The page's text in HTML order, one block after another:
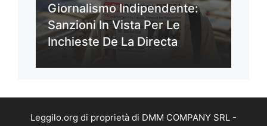
Giornalismo Indipendente:
Sanzioni In Vista Per Le
Inchieste De La Directa
Leggilo.org di proprietà di DMM COMPANY SRL -